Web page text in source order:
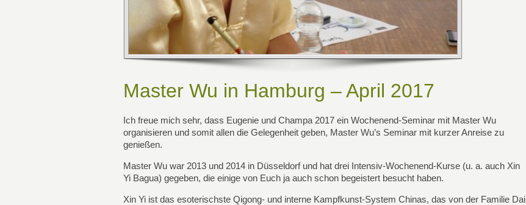
Master Wu in Hamburg – April 2017
Ich freue mich sehr, dass Eugenie und Champa 2017 ein Wochenend-Seminar mit Master Wu
organisieren und somit allen die Gelegenheit geben, Master Wu’s Seminar mit kurzer Anreise zu
genießen.
Master Wu war 2013 und 2014 in Düsseldorf und hat drei Intensiv-Wochenend-Kurse (u. a. auch Xin
Yi Bagua) gegeben, die einige von Euch ja auch schon begeistert besucht haben.
Xin Yi ist das esoterischste Qigong- und interne Kampfkunst-System Chinas, das von der Familie Dai